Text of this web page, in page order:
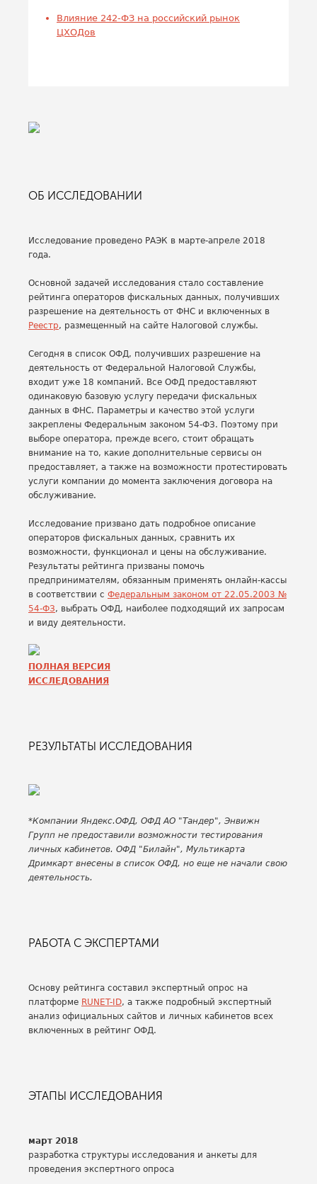
Влияние 242-ФЗ на российский рынок
ЦХОДов
ОБ ИССЛЕДОВАНИИ
Исследование проведено РАЭК в марте-апреле 2018
года.
Основной задачей исследования стало составление
рейтинга операторов фискальных данных, получивших
разрешение на деятельность от ФНС и включенных в
Реестр, размещенный на сайте Налоговой службы.
Сегодня в список ОФД, получивших разрешение на
деятельность от Федеральной Налоговой Службы,
входит уже 18 компаний. Все ОФД предоставляют
одинаковую базовую услугу передачи фискальных
данных в ФНС. Параметры и качество этой услуги
закреплены Федеральным законом 54-ФЗ. Поэтому при
выборе оператора, прежде всего, стоит обращать
внимание на то, какие дополнительные сервисы он
предоставляет, а также на возможности протестировать
услуги компании до момента заключения договора на
обслуживание.
Исследование призвано дать подробное описание
операторов фискальных данных, сравнить их
возможности, функционал и цены на обслуживание.
Результаты рейтинга призваны помочь
предпринимателям, обязанным применять онлайн-кассы
в соответствии с Федеральным законом от 22.05.2003 №
54-ФЗ, выбрать ОФД, наиболее подходящий их запросам
и виду деятельности.
ПОЛНАЯ ВЕРСИЯ
ИССЛЕДОВАНИЯ
РЕЗУЛЬТАТЫ ИССЛЕДОВАНИЯ
*Компании Яндекс.ОФД, ОФД АО "Тандер", Энвижн
Групп не предоставили возможности тестирования
личных кабинетов. ОФД "Билайн", Мультикарта
Дримкарт внесены в список ОФД, но еще не начали свою
деятельность.
РАБОТА С ЭКСПЕРТАМИ
Основу рейтинга составил экспертный опрос на
платформе RUNET-ID, а также подробный экспертный
анализ официальных сайтов и личных кабинетов всех
включенных в рейтинг ОФД.
ЭТАПЫ ИССЛЕДОВАНИЯ
март 2018
разработка структуры исследования и анкеты для
проведения экспертного опроса